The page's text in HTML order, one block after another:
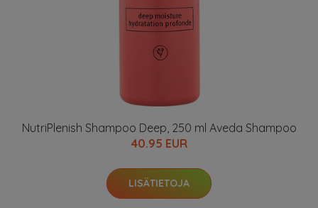
NutriPlenish Shampoo Deep, 250 ml Aveda Shampoo
40.95 EUR
LISÄTIETOJA